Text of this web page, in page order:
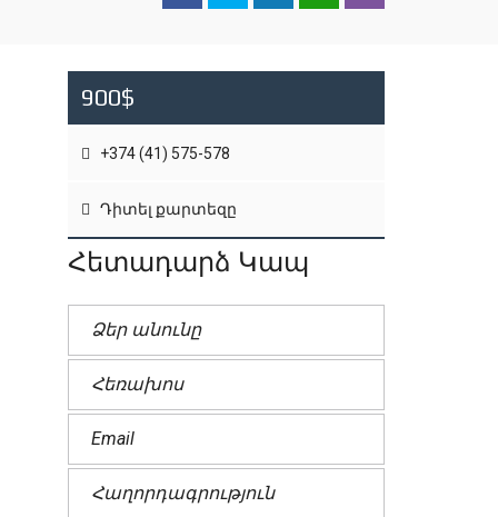
900$
+374 (41) 575-578
Դիտել քարտեզը
Հետադարձ Կապ